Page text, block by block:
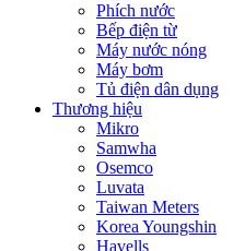
Phích nước
Bếp điện từ
Máy nước nóng
Máy bơm
Tủ điện dân dụng
Thương hiệu
Mikro
Samwha
Osemco
Luvata
Taiwan Meters
Korea Youngshin
Havells